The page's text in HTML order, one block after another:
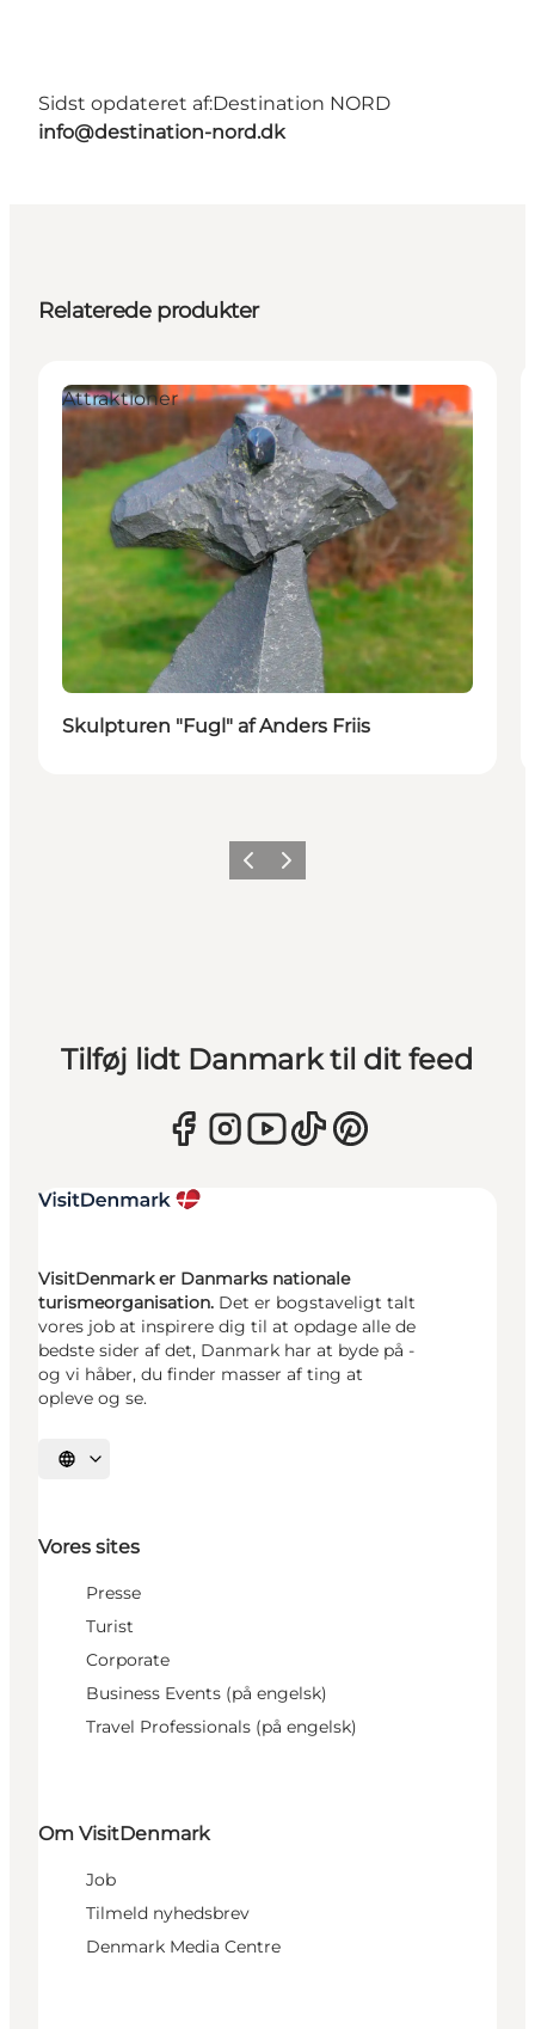
Sidst opdateret af:Destination NORD
info@destination-nord.dk
Relaterede produkter
Attraktioner
Skulpturen "Fugl" af Anders Friis
ForrigeNæste
Tilføj lidt Danmark til dit feed
VisitDenmark er Danmarks nationale
turismeorganisation. Det er bogstaveligt talt
vores job at inspirere dig til at opdage alle de
bedste sider af det, Danmark har at byde på -
og vi håber, du finder masser af ting at
opleve og se.
Vælg sprog
Vores sites
Presse
Turist
Corporate
Business Events (på engelsk)
Travel Professionals (på engelsk)
Om VisitDenmark
Job
Tilmeld nyhedsbrev
Denmark Media Centre